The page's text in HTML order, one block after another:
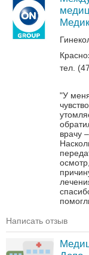
тел.
"У
врачу
Написать отзыв